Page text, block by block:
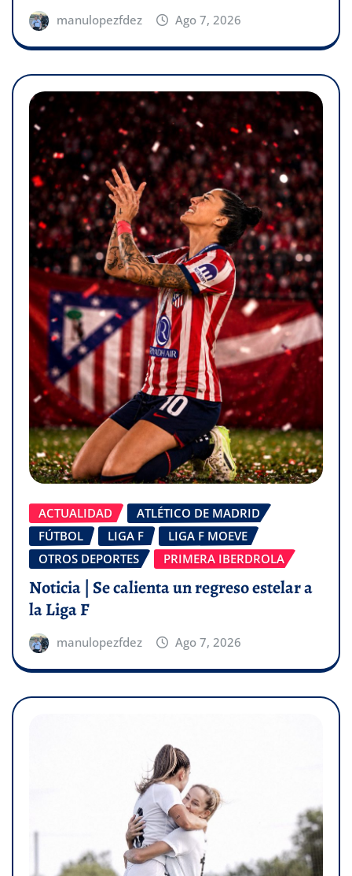
manulopezfdez Ago 7, 2026
ACTUALIDAD
ATLÉTICO DE MADRID
FÚTBOL
LIGA F
LIGA F MOEVE
OTROS DEPORTES
PRIMERA IBERDROLA
Noticia | Se calienta un regreso estelar a
la Liga F
manulopezfdez Ago 7, 2026